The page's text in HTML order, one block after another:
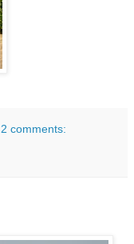
2 comments: